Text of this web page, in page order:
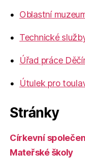
Oblastní
Technické
Úřad práce
Útulek pro
Stránky
Církevní
Mateřské školy